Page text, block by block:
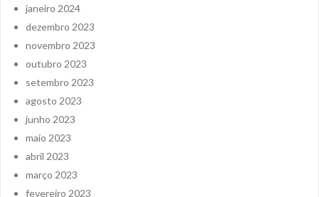
janeiro 2024
dezembro 2023
novembro 2023
outubro 2023
setembro 2023
agosto 2023
junho 2023
maio 2023
abril 2023
março 2023
fevereiro 2023